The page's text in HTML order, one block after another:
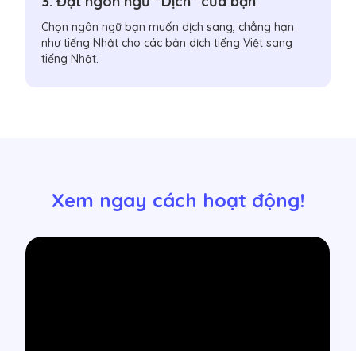
Chọn ngôn ngữ bạn muốn dịch sang, chẳng hạn
như tiếng Nhật cho các bản dịch tiếng Việt sang
tiếng Nhật.
Xem ngay cách hoạt động!